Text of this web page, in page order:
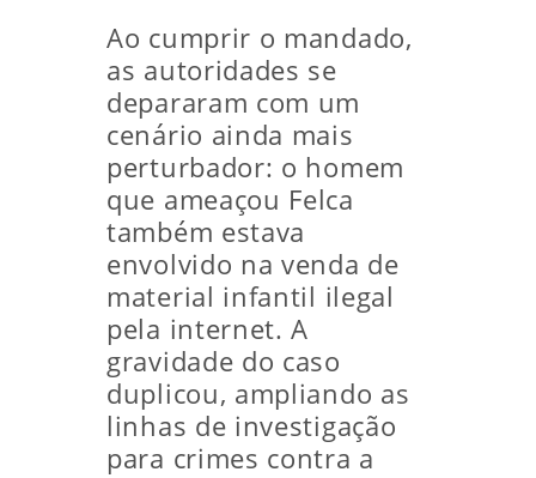
Ao cumprir o mandado,
as autoridades se
depararam com um
cenário ainda mais
perturbador: o homem
que ameaçou Felca
também estava
envolvido na venda de
material infantil ilegal
pela internet. A
gravidade do caso
duplicou, ampliando as
linhas de investigação
para crimes contra a